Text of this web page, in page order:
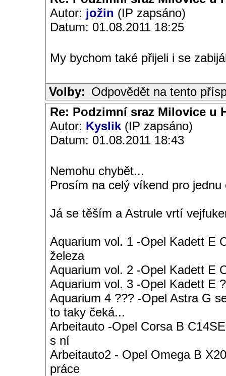
Autor: jožin (IP zapsáno)
Datum: 01.08.2011 18:25
My bychom také přijeli i se
Volby: Odpovědět na tento
Re: Podzimní sraz Milovice u
Autor: Kyslik (IP zapsáno)
Datum: 01.08.2011 18:43
Nemohu chybět...
Prosím na celý víkend pro
Já se těším a Astrule vrtí
Aquarium vol. 1 -Opel Kadett E
železa
Aquarium vol. 2 -Opel Kadett E
Aquarium vol. 3 -Opel Kadett E
Aquarium 4 ??? -Opel Astra G
to taky čeká...
Arbeitauto -Opel Corsa B
s ní
Arbeitauto2 - Opel Omega B
práce